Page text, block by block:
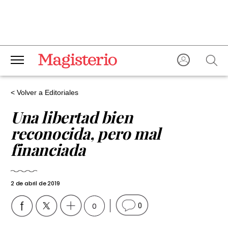
< Volver a Editoriales
Una libertad bien
reconocida, pero mal
financiada
2 de abril de 2019
0 0